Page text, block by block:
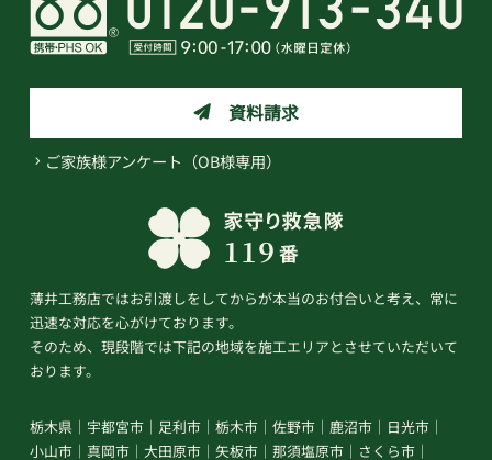
資料請求
ご家族様アンケート（OB様専用）
薄井工務店ではお引渡しをしてからが本当のお付合いと考え、常に
迅速な対応を心がけております。
そのため、現段階では下記の地域を施工エリアとさせていただいて
おります。
栃木県 宇都宮市 足利市 栃木市 佐野市 鹿沼市
日光市
小山市
真岡市 大田原市 矢板市 那須塩原市 さくら市